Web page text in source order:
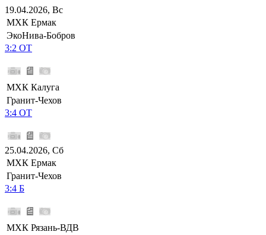
19.04.2026, Вс
МХК Ермак
ЭкоНива-Бобров
3:2 ОТ
МХК Калуга
Гранит-Чехов
3:4 ОТ
25.04.2026, Сб
МХК Ермак
Гранит-Чехов
3:4 Б
МХК Рязань-ВДВ